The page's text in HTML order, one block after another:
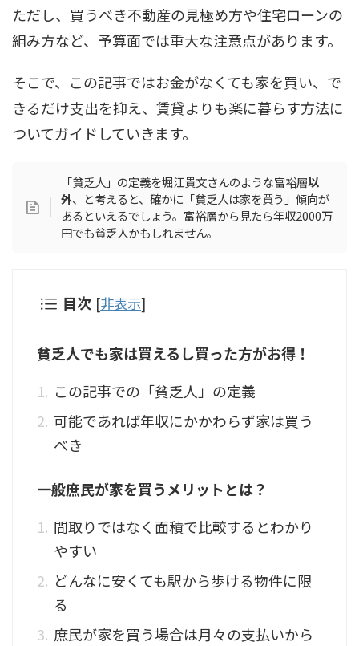
ただし、買うべき不動産の見極め方や住宅ローンの
組み方など、予算面では重大な注意点があります。
そこで、この記事ではお金がなくても家を買い、で
きるだけ支出を抑え、賃貸よりも楽に暮らす方法に
ついてガイドしていきます。
「貧乏人」の定義を堀江貴文さんのような富裕層以
外、と考えると、確かに「貧乏人は家を買う」傾向が
あるといえるでしょう。富裕層から見たら年収2000万
円でも貧乏人かもしれません。
目次 [非表示]
貧乏人でも家は買えるし買った方がお得！
この記事での「貧乏人」の定義
可能であれば年収にかかわらず家は買う
べき
一般庶民が家を買うメリットとは？
間取りではなく面積で比較するとわかり
やすい
どんなに安くても駅から歩ける物件に限
る
庶民が家を買う場合は月々の支払いから